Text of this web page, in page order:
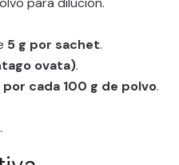
5 g por sachet.
ovata).
por cada 100 g de polvo.
.